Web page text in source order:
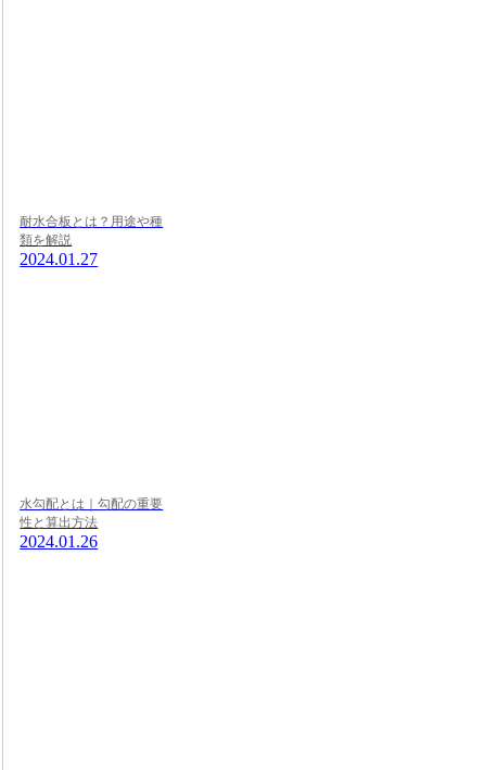
耐水合板とは？用途や種
類を解説
2024.01.27
水勾配とは｜勾配の重要
性と算出方法
2024.01.26